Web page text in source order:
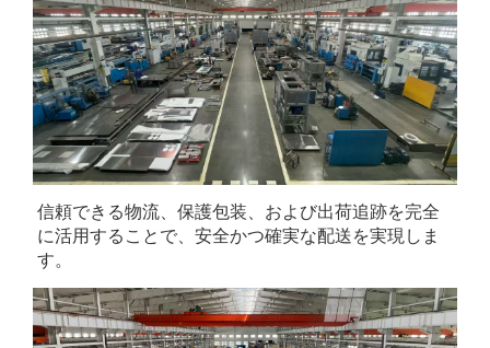
信頼できる物流、保護包装、および出荷追跡を完全
に活用することで、安全かつ確実な配送を実現しま
す。